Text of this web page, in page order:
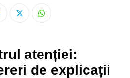
Whatsapp
atenției:
de explicații